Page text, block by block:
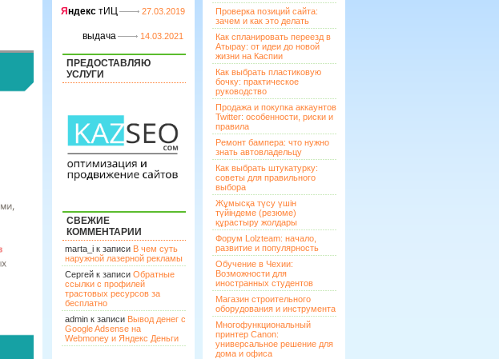
Я ндекс тИЦ 27.03.2019
выдача 14.03.2021
ПРЕДОСТАВЛЯЮ
УСЛУГИ
СВЕЖИЕ
КОММЕНТАРИИ
marta_i к записи В чем суть
наружной лазерной рекламы
Сергей к записи Обратные
ссылки с профилей
трастовых ресурсов за
бесплатно
admin к записи Вывод денег с
Google Adsense на
Webmoney и Яндекс Деньги
Проверка позиций сайта:
зачем и как это делать
Как спланировать переезд в
Атырау: от идеи до новой
жизни на Каспии
Как выбрать пластиковую
бочку: практическое
руководство
Продажа и покупка аккаунтов
Twitter: особенности, риски и
правила
Ремонт бампера: что нужно
знать автовладельцу
Как выбрать штукатурку:
советы для правильного
выбора
Жұмысқа түсу үшін
түйіндеме (резюме)
құрастыру жолдары
Форум Lolzteam: начало,
развитие и популярность
Обучение в Чехии:
Возможности для
иностранных студентов
Магазин строительного
оборудования и инструмента
Многофункциональный
принтер Canon:
универсальное решение для
дома и офиса